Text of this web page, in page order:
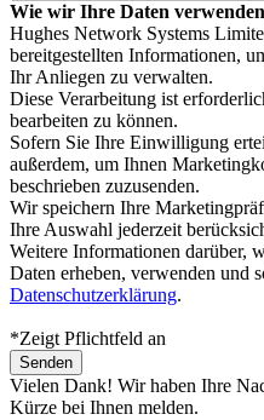
Wie wir Ihre Daten verwenden
Hughes Network Systems
bereitgestellten Informationen,
Ihr Anliegen zu verwalten.
Diese Verarbeitung ist
bearbeiten zu können.
Sofern Sie Ihre Einwilligung
außerdem, um Ihnen
beschrieben zuzusenden.
Wir speichern Ihre
Ihre Auswahl jederzeit
Weitere Informationen darüber,
Daten erheben, verwenden und
Datenschutzerklärung.
*Zeigt Pflichtfeld an
Vielen Dank! Wir haben Ihre
Kürze bei Ihnen melden.